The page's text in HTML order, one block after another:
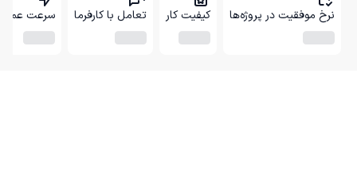
نرخ موفقیت در پروژه‌ها کیفیت کار تعامل با کارفرما سرعت عمل